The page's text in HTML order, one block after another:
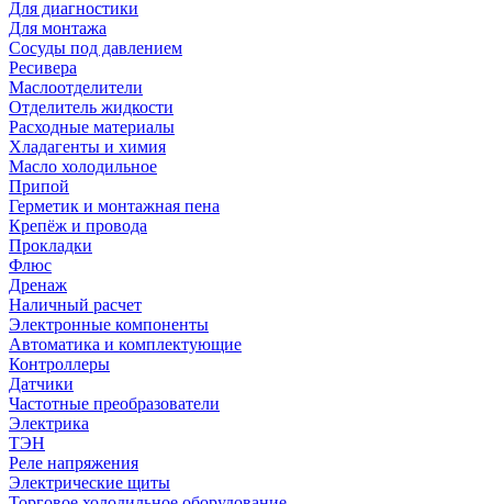
Для диагностики
Для монтажа
Сосуды под давлением
Ресивера
Маслоотделители
Отделитель жидкости
Расходные материалы
Хладагенты и химия
Масло холодильное
Припой
Герметик и монтажная пена
Крепёж и провода
Прокладки
Флюс
Дренаж
Наличный расчет
Электронные компоненты
Автоматика и комплектующие
Контроллеры
Датчики
Частотные преобразователи
Электрика
ТЭН
Реле напряжения
Электрические щиты